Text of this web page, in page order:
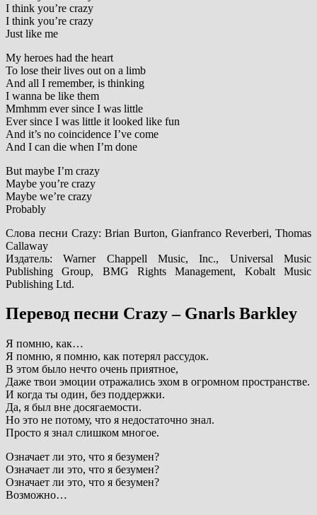
I think you’re crazy
I think you’re crazy
Just like me
My heroes had the heart
To lose their lives out on a limb
And all I remember, is thinking
I wanna be like them
Mmhmm ever since I was little
Ever since I was little it looked like fun
And it’s no coincidence I’ve come
And I can die when I’m done
But maybe I’m crazy
Maybe you’re crazy
Maybe we’re crazy
Probably
Слова песни Crazy: Brian Burton, Gianfranco Reverberi, Thomas
Callaway
Издатель: Warner Chappell Music, Inc., Universal Music
Publishing Group, BMG Rights Management, Kobalt Music
Publishing Ltd.
Перевод песни Crazy – Gnarls Barkley
Я помню, как…
Я помню, я помню, как потерял рассудок.
В этом было нечто очень приятное,
Даже твои эмоции отражались эхом в огромном пространстве.
И когда ты один, без поддержки.
Да, я был вне досягаемости.
Но это не потому, что я недостаточно знал.
Просто я знал слишком многое.
Означает ли это, что я безумен?
Означает ли это, что я безумен?
Означает ли это, что я безумен?
Возможно…